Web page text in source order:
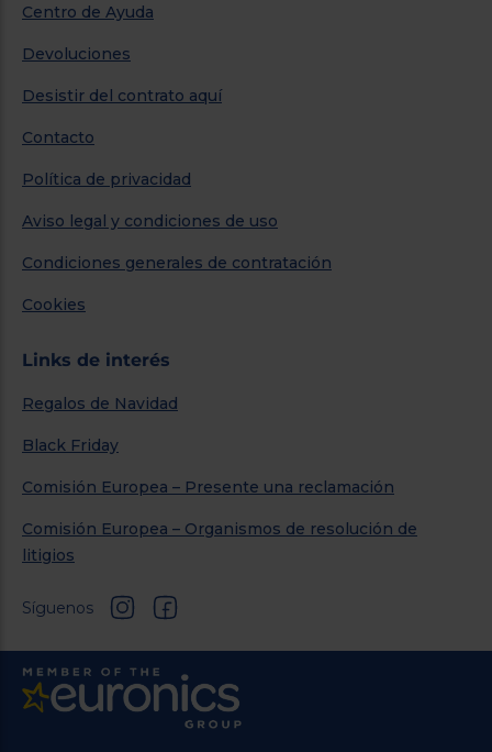
Centro de Ayuda
Devoluciones
Desistir del contrato aquí
Contacto
Política de privacidad
Aviso legal y condiciones de uso
Condiciones generales de contratación
Cookies
Links de interés
Regalos de Navidad
Black Friday
Comisión Europea – Presente una reclamación
Comisión Europea – Organismos de resolución de
litigios
Síguenos